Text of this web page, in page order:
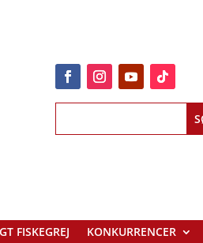
FISKEGREJ
KONKURRENCER